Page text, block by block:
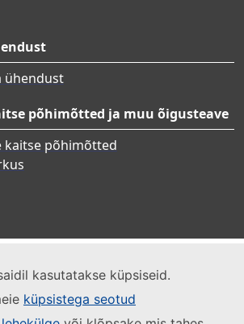
kasutatakse küpsiseid.
küpsistega seotud
ühendust
põhimõtted ja muu õigusteave
kaitse põhimõtted